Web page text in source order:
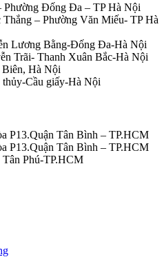
Phường Đống Đa – TP Hà Nội
– Phường Văn Miếu- TP Hà
Lương Bằng-Đống Đa-Hà Nội
Trãi- Thanh Xuân Bắc-Hà Nội
Biên, Hà Nội
Cầu giấy-Hà Nội
P13.Quận Tân Bình – TP.HCM
P13.Quận Tân Bình – TP.HCM
Tân Phú-TP.HCM